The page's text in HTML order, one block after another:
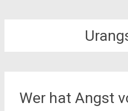
Wer hat Angst